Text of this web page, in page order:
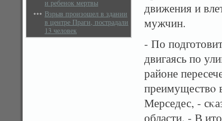
и ребенок мертвы
Взрыв произошел в здании
в центре Праги, пострадали
13 человек
движения и
мужчин.
- По
двигаясь по
районе
преимуществο
Мерседес, -
области. - В